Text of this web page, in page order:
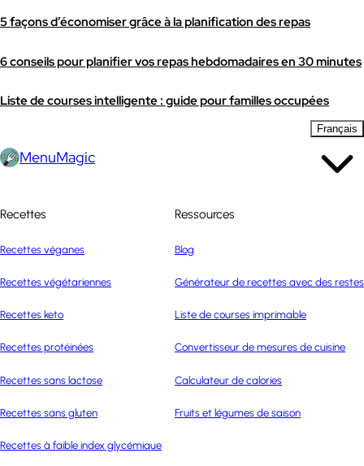
5 façons d’économiser grâce à la planification des repas
6 conseils pour planifier vos repas hebdomadaires en 30 minutes
Liste de courses intelligente : guide pour familles occupées
MenuMagic
Français
Recettes
Recettes véganes
Recettes végétariennes
Recettes keto
Recettes protéinées
Recettes sans lactose
Recettes sans gluten
Recettes à faible index glycémique
Ressources
Blog
Générateur de recettes avec des restes
Liste de courses imprimable
Convertisseur de mesures de cuisine
Calculateur de calories
Fruits et légumes de saison